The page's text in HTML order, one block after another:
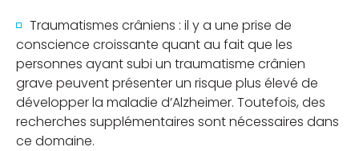
Traumatismes crâniens : il y a une prise de
conscience croissante quant au fait que les
personnes ayant subi un traumatisme crânien
grave peuvent présenter un risque plus élevé de
développer la maladie d’Alzheimer. Toutefois, des
recherches supplémentaires sont nécessaires dans
ce domaine.